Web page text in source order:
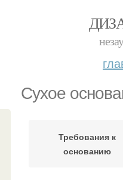
Сухое
Требования к
основанию